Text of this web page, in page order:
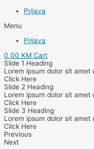
Prijava
Menu
Prijava
0,00 KM Cart
Slide 1 Heading
Lorem ipsum dolor sit
Click Here
Slide 2 Heading
Lorem ipsum dolor sit
Click Here
Slide 3 Heading
Lorem ipsum dolor sit
Click Here
Previous
Next